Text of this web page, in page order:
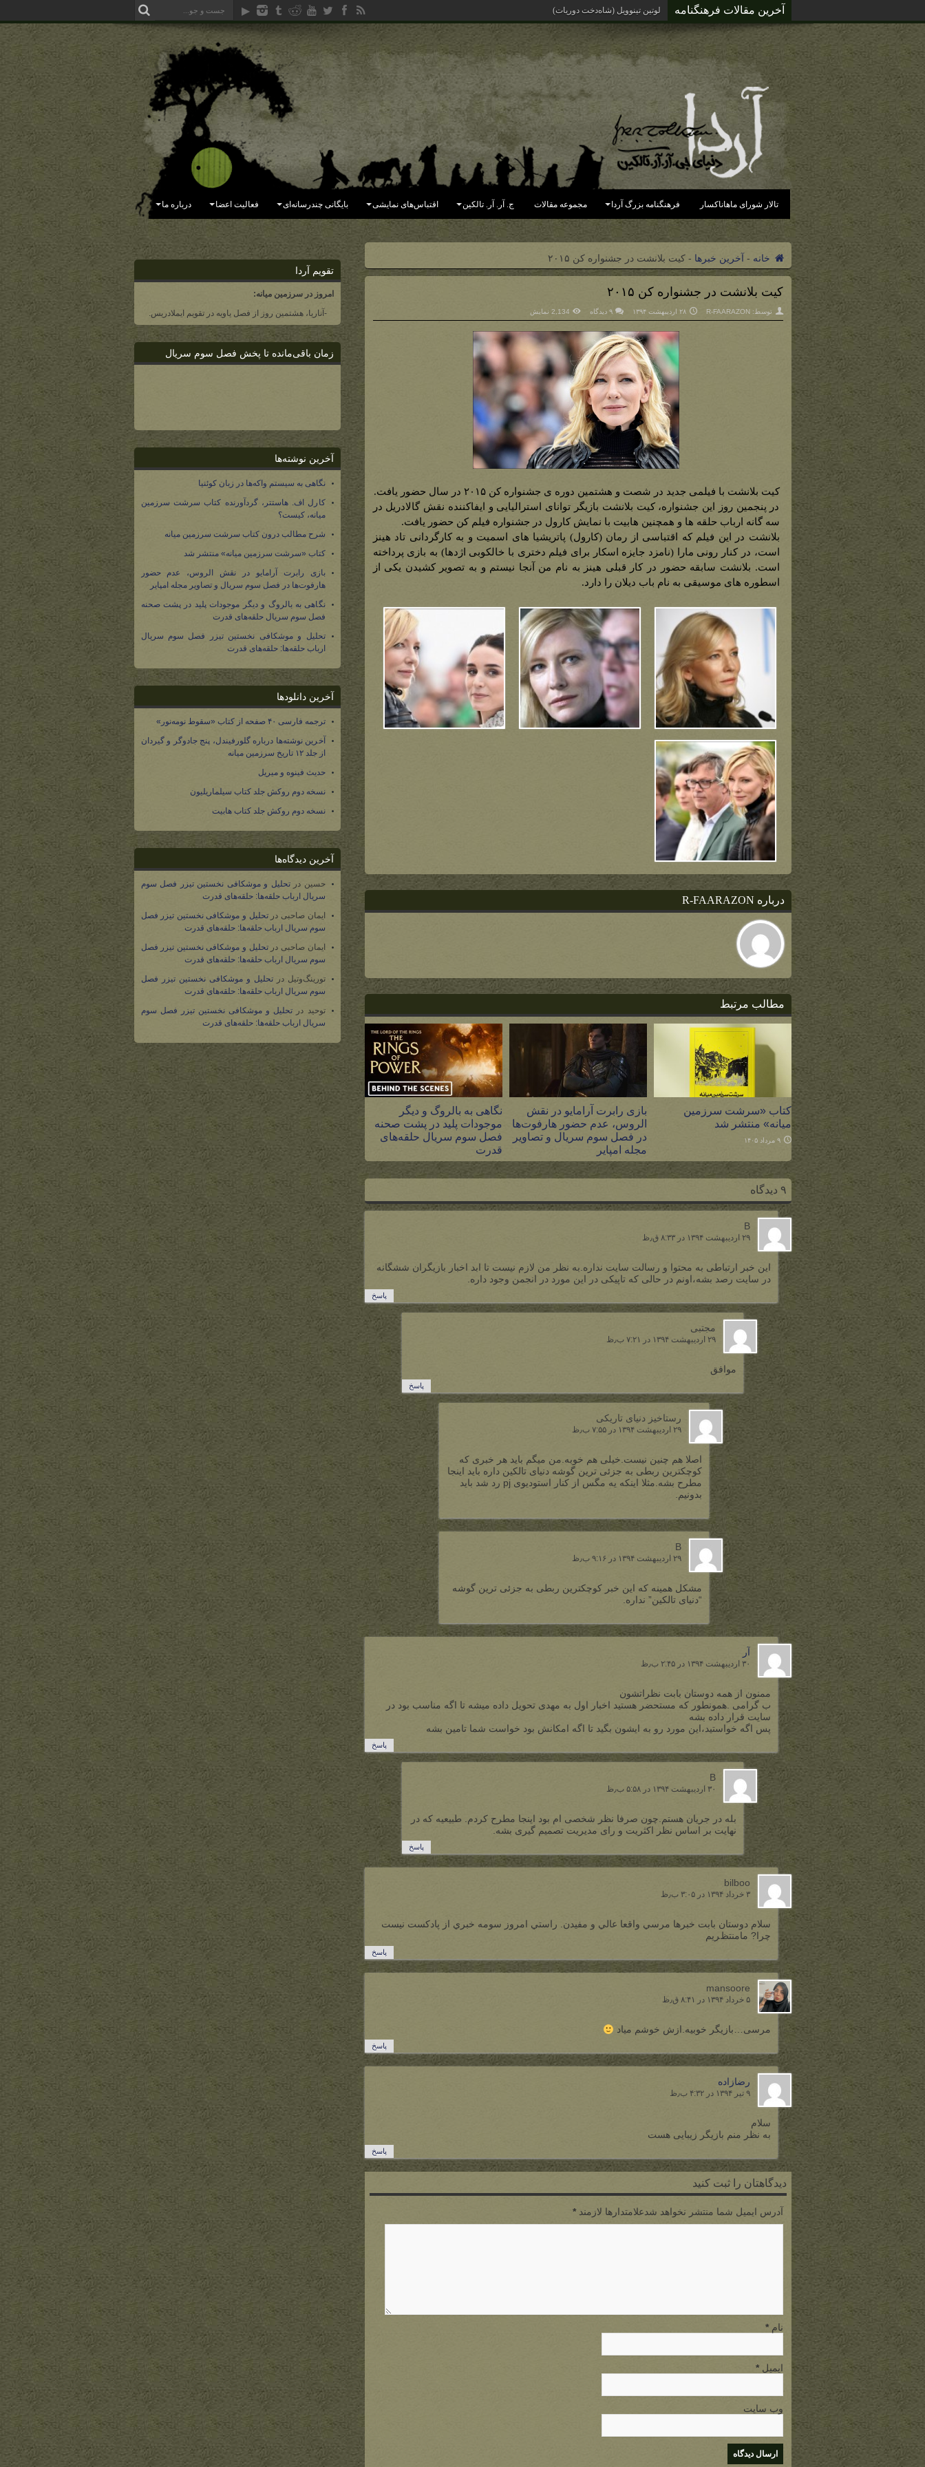
آخرین مقالات فرهنگنامه آردای گزند دیده (جهان فاسد شده
تالار شورای ماهاناکسار فرهنگنامه بزرگ آردا مجموعه مقالات ج. آر. آر. تالکین اقتباس‌های نمایشی بایگانی چندرسانه‌ای فعالیت اعضا درباره ما
خانه - آخرین خبرها - کیت بلانشت در جشنواره کن ۲۰۱۵
کیت بلانشت در جشنواره کن ۲۰۱۵
توسط:R-FAARAZON ۲۸ اردیبهشت ۱۳۹۴ ۹ دیدگاه 2,134 نمایش
کیت بلانشت با فیلمی جدید در شصت و هشتمین دوره ی جشنواره کن ۲۰۱۵ در سال حضور یافت.
در پنجمین روز این جشنواره، کیت بلانشت بازیگر توانای استرالیایی و ایفاکننده نقش گالادریل در
سه گانه ارباب حلقه ها و همچنین هابیت با نمایش کارول در جشنواره فیلم کن حضور یافت.
بلانشت در این فیلم که اقتباسی از رمان (کارول) پاتریشیا های اسمیت و به کارگردانی تاد هینز
است، در کنار رونی مارا (نامزد جایزه اسکار برای فیلم دختری با خالکوبی اژدها) به بازی پرداخته
است. بلانشت سابقه حضور در کار قبلی هینز به نام من آنجا نیستم و به تصویر کشیدن یکی از
اسطوره های موسیقی به نام باب دیلان را دارد.
درباره R-FAARAZON
مطالب مرتبط
کتاب «سرشت سرزمین
میانه» منتشر شد
۹ مرداد ۱۴۰۵
بازی رابرت آرامایو در نقش
الروس، عدم حضور هارفوت‌ها
در فصل سوم سریال و تصاویر
مجله امپایر
نگاهی به بالروگ و دیگر
موجودات پلید در پشت صحنه
فصل سوم سریال حلقه‌های
قدرت
۹ دیدگاه
B
۲۹ اردیبهشت ۱۳۹۴ در ۸:۳۳ ق٫ظ
این خبر ارتباطی به محتوا و رسالت سایت نداره.به نظر من لازم نیست تا ابد اخبار بازیگران ششگانه
در سایت رصد بشه،اونم در حالی که تاپیکی در این مورد در انجمن وجود داره.
پاسخ
مجتبی
۲۹ اردیبهشت ۱۳۹۴ در ۷:۲۱ ب٫ظ
موافق
پاسخ
رستاخیز دنیای تاریکی
۲۹ اردیبهشت ۱۳۹۴ در ۷:۵۵ ب٫ظ
اصلا هم چنین نیست.خیلی هم خوبه.من میگم باید هر خبری که
کوچکترین ربطی به جزئی ترین گوشه دنیای تالکین داره باید اینجا
مطرح بشه.مثلا اینکه یه مگس از کنار استودیوی pj رد شد باید
بدونیم.
B
۲۹ اردیبهشت ۱۳۹۴ در ۹:۱۶ ب٫ظ
مشکل همینه که این خبر کوچکترین ربطی به جزئی ترین گوشه
“دنیای تالکین” نداره.
آر
۳۰ اردیبهشت ۱۳۹۴ در ۲:۴۵ ب٫ظ
ممنون از همه دوستان بابت نظراتشون
ب گرامی .همونطور که مستحضر هستید اخبار اول به مهدی تحویل داده میشه تا اگه مناسب بود در
سایت قرار داده بشه
پس اگه خواستید،این مورد رو به ایشون بگید تا اگه امکانش بود خواست شما تامین بشه
پاسخ
B
۳۰ اردیبهشت ۱۳۹۴ در ۵:۵۸ ب٫ظ
بله در جریان هستم.چون صرفا نظر شخصی ام بود اینجا مطرح کردم. طبیعیه که در
نهایت بر اساس نظر اکثریت و رای مدیریت تصمیم گیری بشه.
پاسخ
bilboo
۳ خرداد ۱۳۹۴ در ۳:۰۵ ب٫ظ
ﺳﻼﻡ ﺩﻭﺳﺘﺎﻥ ﺑﺎﺑﺖ ﺧﺒﺮﻫﺎ ﻣﺮﺳﻲ ﻭاﻗﻌﺎ ﻋﺎﻟﻲ و ﻣﻔﻴﺪﻥ. ﺭاﺳﺘﻲ اﻣﺮﻭﺯ ﺳﻮﻣﻪ ﺧﺒﺮﻱ اﺯ ﭘﺎﺩﻛﺴﺖ ﻧﻴﺴﺖ
ﭼﺮا? ﻣﺎﻣﻨﺘﻆﺮﻳﻢ
پاسخ
mansoore
۵ خرداد ۱۳۹۴ در ۸:۴۱ ق٫ظ
مرسی…بازیگر خوبیه.ازش خوشم میاد
پاسخ
رضازاده
۹ تیر ۱۳۹۴ در ۴:۳۲ ب٫ظ
سلام
به نظر منم بازیگر زیبایی هست
پاسخ
دیدگاهتان را ثبت کنید
آدرس ایمیل شما منتشر نخواهد شدعلامتدارها لازمند*
نام *
ایمیل *
وب سایت
تقویم آردا
امروز در سرزمین میانه:
-آناریا، هشتمین روز از فصل یاویه در تقویم ایملادریس.
زمان باقی‌مانده تا پخش فصل سوم سریال
آخرین نوشته‌ها
نگاهی به سیستم واکه‌ها در زبان کوئنیا
کارل اف. هاستتر، گردآورنده کتاب سرشت سرزمین
میانه، کیست؟
شرح مطالب درون کتاب سرشت سرزمین میانه
کتاب «سرشت سرزمین میانه» منتشر شد
بازی رابرت آرامایو در نقش الروس، عدم حضور
هارفوت‌ها در فصل سوم سریال و تصاویر مجله امپایر
نگاهی به بالروگ و دیگر موجودات پلید در پشت صحنه
فصل سوم سریال حلقه‌های قدرت
تحلیل و موشکافی نخستین تیزر فصل سوم سریال
ارباب حلقه‌ها: حلقه‌های قدرت
آخرین دانلودها
ترجمه فارسی ۴۰ صفحه از کتاب «سقوط نومه‌نور»
آخرین نوشته‌ها درباره گلورفیندل، پنج جادوگر و گیردان
از جلد ۱۲ تاریخ سرزمین میانه
حدیث فینوه و میریل
نسخه دوم روکش جلد کتاب سیلماریلیون
نسخه دوم روکش جلد کتاب هابیت
آخرین دیدگاه‌ها
حسین درتحلیل و موشکافی نخستین تیزر فصل سوم
سریال ارباب حلقه‌ها: حلقه‌های قدرت
ایمان صاحبی درتحلیل و موشکافی نخستین تیزر فصل
سوم سریال ارباب حلقه‌ها: حلقه‌های قدرت
ایمان صاحبی درتحلیل و موشکافی نخستین تیزر فصل
سوم سریال ارباب حلقه‌ها: حلقه‌های قدرت
تورینگ‌وتیل درتحلیل و موشکافی نخستین تیزر فصل
سوم سریال ارباب حلقه‌ها: حلقه‌های قدرت
توحید در تحلیل و موشکافی نخستین تیزر فصل سوم
سریال ارباب حلقه‌ها: حلقه‌های قدرت